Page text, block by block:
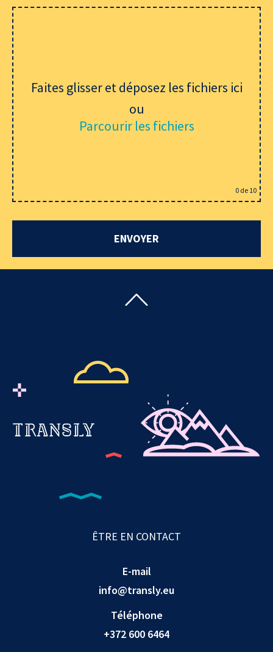
Faites glisser et déposez les fichiers ici
ou
Parcourir les fichiers
0 de 10
ÊTRE EN CONTACT
E-mail
info@transly.eu
Téléphone
+372 600 6464